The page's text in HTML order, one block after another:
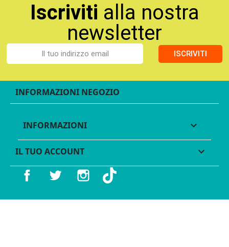
Iscriviti alla nostra
newsletter
ISCRIVITI
INFORMAZIONI NEGOZIO
INFORMAZIONI 
IL TUO ACCOUNT 
Facebook Twitter Instagram